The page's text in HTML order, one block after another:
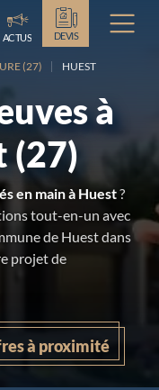
ACTUS DEVIS
(27) HUEST
à
(27)
en main à Huest?
tout-en-un avec
de Huest dans
projet de
à proximité